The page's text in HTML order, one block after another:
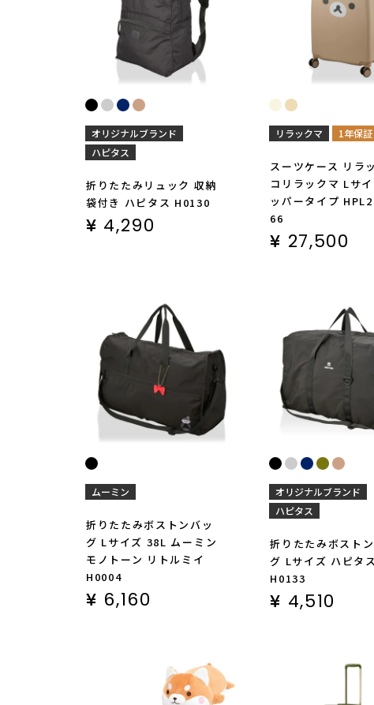
オリジナルブランド
ハピタス
折りたたみリュック 収納
袋付き ハピタス H0130
¥ 4,290
リラックマ 1年保証
スーツケース リラ
コリラックマ Lサ
ッパータイプ
66
¥ 27,500
ムーミン
折りたたみボストンバッ
グ Lサイズ 38L ムーミン
モノトーン リトルミイ
H0004
¥ 6,160
オリジナルブランド
ハピタス
折りたたみボスト
グ Lサイズ ハピタス
H0133
¥ 4,510